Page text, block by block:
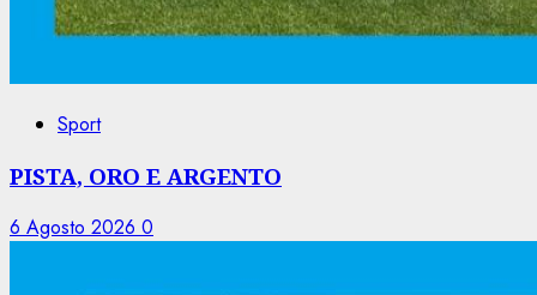
Sport
PISTA, ORO E ARGENTO
6 Agosto 2026 0